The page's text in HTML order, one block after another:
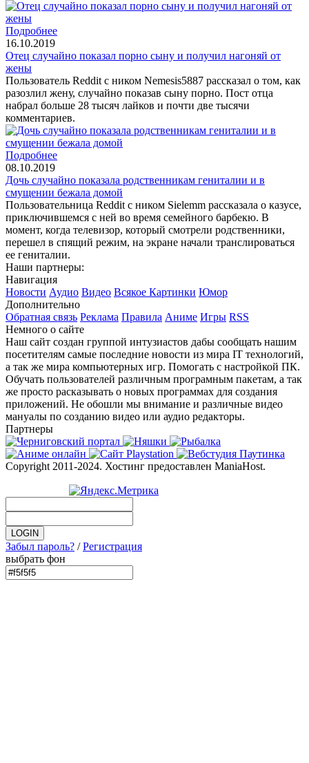
Подробнее
16.10.2019
Отец случайно показал порно сыну и получил нагоняй от
жены
Пользователь Reddit с ником Nemesis5887 рассказал о том, как
разозлил жену, случайно показав сыну порно. Пост отца
набрал больше 28 тысяч лайков и почти две тысячи
комментариев.
Подробнее
08.10.2019
Дочь случайно показала родственникам гениталии и в
смущении бежала домой
Пользовательница Reddit с ником Sielemm рассказала о казусе,
приключившемся с ней во время семейного барбекю. В
момент, когда телевизор, который смотрели родственники,
перешел в спящий режим, на экране начали транслироваться
ее гениталии.
Наши партнеры:
Навигация
Новости Аудио Видео Всякое Картинки Юмор
Дополнительно
Обратная связь Реклама Правила Аниме Игры RSS
Немного о сайте
Наш сайт создан группой интузиастов дабы сообщать нашим
посетителям самые последние новости из мира IT технологий,
а так же мира компьютерных игр. Помогать с настройкой ПК.
Обучать пользователей различным програмным пакетам, а так
же просто расказывать о новых программах для создания
приложений. Не обошли мы внимание и различные видео
мануалы по созданию видео или аудио редакторы.
Партнеры
Copyright 2011-2024. Хостинг предоставлен ManiaHost.
Забыл пароль? /Регистрация
выбрать фон